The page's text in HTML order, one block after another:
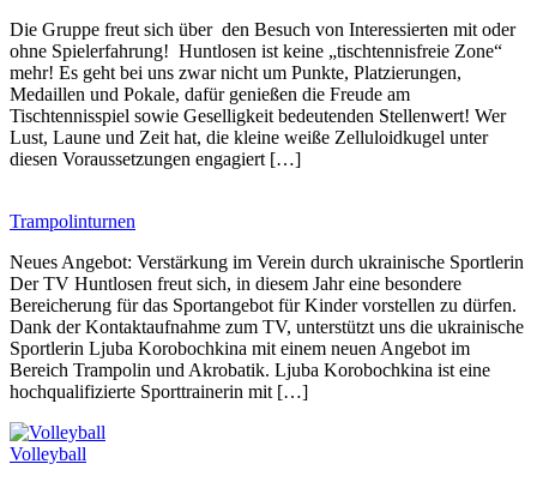
Die Gruppe freut sich über den Besuch von Interessierten mit oder
ohne Spielerfahrung! Huntlosen ist keine „tischtennisfreie Zone“
mehr! Es geht bei uns zwar nicht um Punkte, Platzierungen,
Medaillen und Pokale, dafür genießen die Freude am
Tischtennisspiel sowie Geselligkeit bedeutenden Stellenwert! Wer
Lust, Laune und Zeit hat, die kleine weiße Zelluloidkugel unter
diesen Voraussetzungen engagiert […]
Trampolinturnen
Neues Angebot: Verstärkung im Verein durch ukrainische Sportlerin
Der TV Huntlosen freut sich, in diesem Jahr eine besondere
Bereicherung für das Sportangebot für Kinder vorstellen zu dürfen.
Dank der Kontaktaufnahme zum TV, unterstützt uns die ukrainische
Sportlerin Ljuba Korobochkina mit einem neuen Angebot im
Bereich Trampolin und Akrobatik. Ljuba Korobochkina ist eine
hochqualifizierte Sporttrainerin mit […]
Volleyball